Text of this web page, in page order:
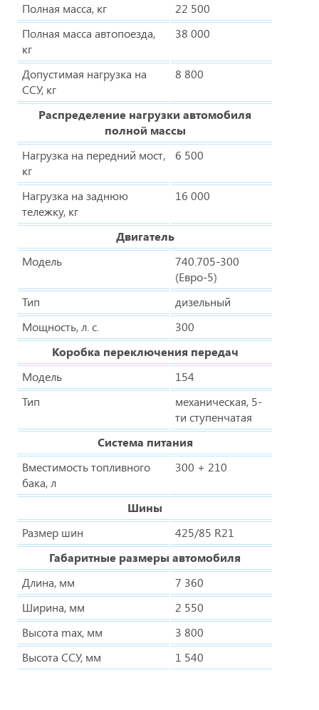
Полная масса, кг
22 500
Полная масса автопоезда,
кг
38 000
Допустимая нагрузка на
ССУ, кг
8 800
Распределение нагрузки автомобиля
полной массы
Нагрузка на передний мост,
кг
6 500
Нагрузка на заднюю
тележку, кг
16 000
Двигатель
Модель
740.705-300
(Евро-5)
Тип
дизельный
Мощность, л. с.
300
Коробка переключения передач
Модель
154
Тип
механическая, 5-
ти ступенчатая
Система питания
Вместимость топливного
бака, л
300 + 210
Шины
Размер шин
425/85 R21
Габаритные размеры автомобиля
Длина, мм
7 360
Ширина, мм
2 550
Высота max, мм
3 800
Высота ССУ, мм
1 540